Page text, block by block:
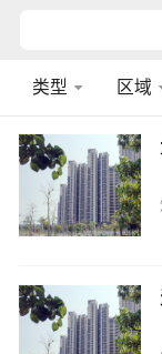
类型 区域